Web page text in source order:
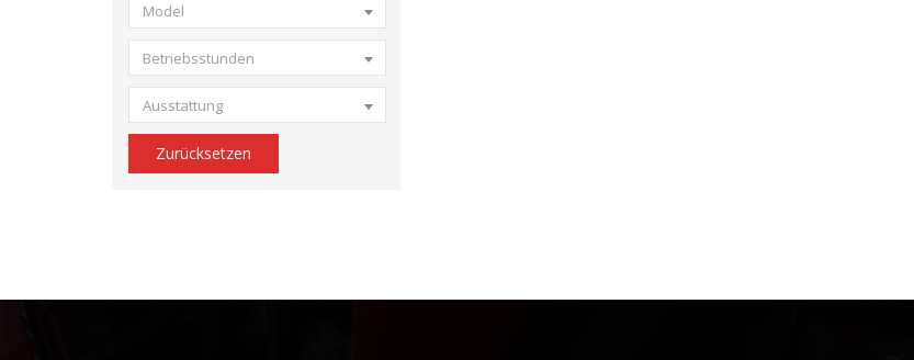
Model
Betriebsstunden
Ausstattung
Zurücksetzen